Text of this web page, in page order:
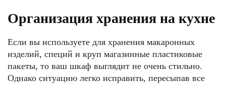
Организация хранения на кухне
Если вы используете для хранения макаронных
изделий, специй и круп магазинные пластиковые
пакеты, то ваш шкаф выглядит не очень стильно.
Однако ситуацию легко исправить, пересыпав все